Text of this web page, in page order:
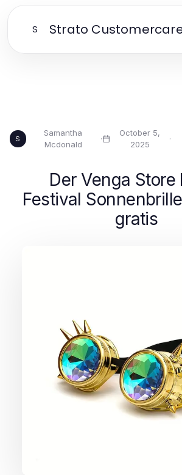
S Strato
S
Samantha
Mcdonald
·
October 5,
2025
·
Der Venga Store
Festival
gratis